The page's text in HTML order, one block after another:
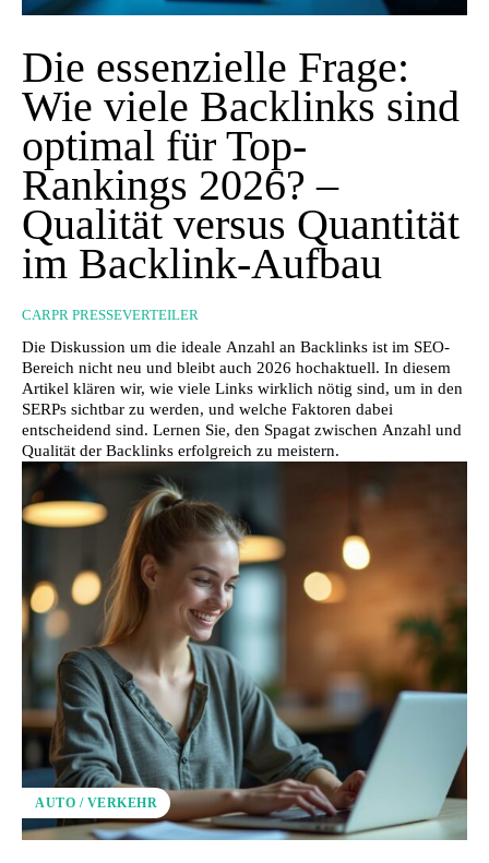
Die essenzielle Frage:
Wie viele Backlinks sind
optimal für Top-
Rankings 2026? –
Qualität versus Quantität
im Backlink-Aufbau
CARPR PRESSEVERTEILER
Die Diskussion um die ideale Anzahl an Backlinks ist im SEO-
Bereich nicht neu und bleibt auch 2026 hochaktuell. In diesem
Artikel klären wir, wie viele Links wirklich nötig sind, um in den
SERPs sichtbar zu werden, und welche Faktoren dabei
entscheidend sind. Lernen Sie, den Spagat zwischen Anzahl und
Qualität der Backlinks erfolgreich zu meistern.
AUTO / VERKEHR